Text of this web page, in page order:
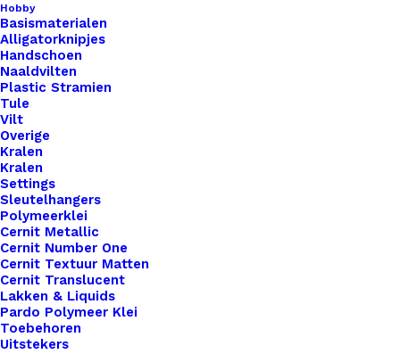
Hobby
Basismaterialen
Alligatorknipjes
Handschoen
Naaldvilten
Plastic Stramien
Tule
Vilt
Overige
Kralen
Kralen
Settings
Sleutelhangers
Polymeerklei
Cernit Metallic
Cernit Number One
Cernit Textuur Matten
Cernit Translucent
Lakken & Liquids
Pardo Polymeer Klei
Toebehoren
Uitstekers
Kaarsje zwart met Ei Love You
€4,95